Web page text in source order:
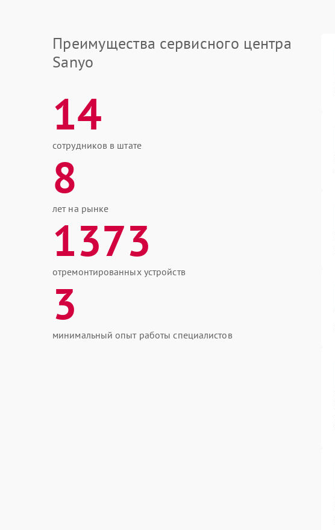
Преимущества сервисного центра
Sanyo
14
сотрудников в штате
8
лет на рынке
1373
отремонтированных устройств
3
минимальный опыт работы специалистов